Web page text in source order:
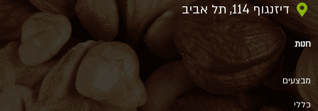
דיזנגוף 114, תל אביב
חנות
מבצעים
כללי